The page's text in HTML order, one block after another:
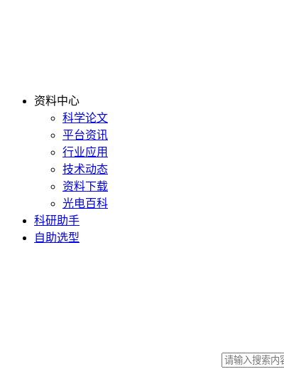
资料中心
科学论文
平台资讯
行业应用
技术动态
资料下载
光电百科
科研助手
自助选型